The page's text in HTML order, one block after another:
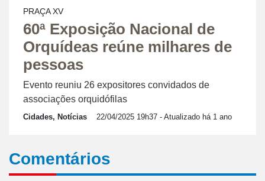
PRAÇA XV
60ª Exposição Nacional de
Orquídeas reúne milhares de
pessoas
Evento reuniu 26 expositores convidados de
associações orquidófilas
Cidades, Notícias 22/04/2025 19h37 - Atualizado há 1 ano
Comentários